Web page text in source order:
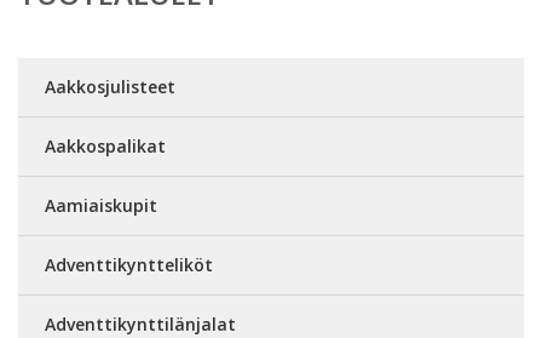
Aakkosjulisteet
Aakkospalikat
Aamiaiskupit
Adventtikyntteliköt
Adventtikynttilänjalat